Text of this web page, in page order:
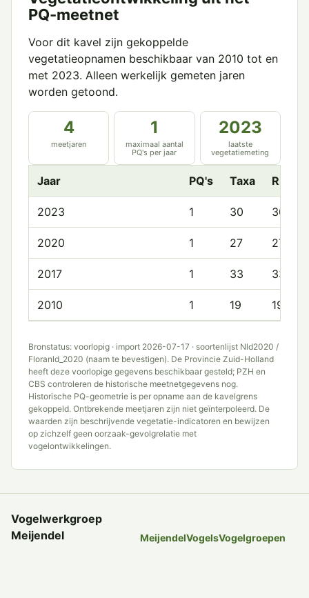
PQ-meetnet
Voor dit kavel zijn gekoppelde
vegetatieopnamen beschikbaar van 2010 tot en
met 2023. Alleen werkelijk gemeten jaren
worden getoond.
4
meetjaren
1
maximaal aantal
PQ's per jaar
2023
laatste
vegetatiemeting
Jaar PQ's Taxa
2023 1 30 30.0
2020 1 27 27.0
2017 1 33 33.0
2010 1 19 19.0
Bronstatus: voorlopig · import 2026-07-17 · soortenlijst Nld2020 /
Floranld_2020 (naam te bevestigen). De Provincie Zuid-Holland
heeft deze voorlopige gegevens beschikbaar gesteld; PZH en
CBS controleren de historische meetnetgegevens nog.
Historische PQ-geometrie is per opname aan de kavelgrens
gekoppeld. Ontbrekende meetjaren zijn niet geïnterpoleerd. De
waarden zijn beschrijvende vegetatie-indicatoren en bewijzen
op zichzelf geen oorzaak-gevolgrelatie met
vogelontwikkelingen.
Vogelwerkgroep
Meijendel
MeijendelVogelsVogelgroepen